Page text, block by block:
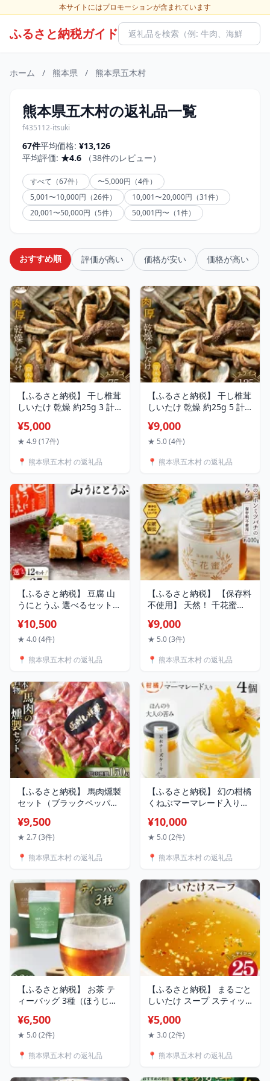
本サイトにはプロモーションが含まれています
ふるさと納税ガイド
ホーム / 熊本県 / 熊本県五木村
熊本県五木村の返礼品一覧
f435112-itsuki
67件平均価格: ¥13,126
平均評価: ★4.6 （38件のレビュー）
すべて（67件）
〜5,000円（4件）
5,001〜10,000円（26件）
10,001〜20,000円（31件）
20,001〜50,000円（5件）
50,001円〜（1件）
おすすめ順 評価が高い 価格が安い 価格が高い
【ふるさと納税】 干し椎茸
しいたけ 乾燥 約25g 3 計
栽培 乾燥しいたけ[日添 熊
本県 五木村 51120279] 椎
ル便 郵便受け配達
¥5,000
★ 4.9 (17件)
📍 熊本県五木村 の返礼品
【ふるさと納税】 干し椎茸
しいたけ 乾燥 約25g 5 計
栽培 乾燥しいたけ [日添 熊
本県 五木村 51120286] 椎
¥9,000
★ 5.0 (4件)
📍 熊本県五木村 の返礼品
【ふるさと納税】 豆腐 山
うにとうふ 選べるセット
51120267] とうふ ご飯の
お供 おつまみ チーズ 豆腐
みそ漬 発酵 発酵食品 大豆
¥10,500
★ 4.0 (4件)
📍 熊本県五木村 の返礼品
【ふるさと納税】 【保存料
不使用】 天然！ 千花蜜
熊本県 五木村 51120285]
はちみつ 蜂蜜 ハチミツ 保
熊本県 五木村 特産
¥9,000
★ 5.0 (3件)
📍 熊本県五木村 の返礼品
【ふるさと納税】 馬肉燻製
セット（ブラックペッパ
県 五木村 51120283] 馬肉
燻製 馬肉 燻製 スモーク 特
¥9,500
★ 2.7 (3件)
📍 熊本県五木村 の返礼品
【ふるさと納税】 幻の柑橘
くねぶマーマレード入り
80g×4個 [日添 熊本県 五木
村 51120287] 瓶入り レア
マーマレード 冷凍 熊本県
¥10,000
★ 5.0 (2件)
📍 熊本県五木村 の返礼品
【ふるさと納税】 お茶 テ
ィーバッグ 3種（ほうじ
[松井製茶工場 熊本県 五木
村 51120289] 緑茶 ほうじ
熊本県 特産
¥6,500
★ 5.0 (2件)
📍 熊本県五木村 の返礼品
【ふるさと納税】 まるごと
しいたけ スープ スティッ
五木 熊本県 五木村
51120280] 調味料 椎茸 し
クスープ 簡単 かんたん 手
¥5,000
★ 3.0 (2件)
📍 熊本県五木村 の返礼品